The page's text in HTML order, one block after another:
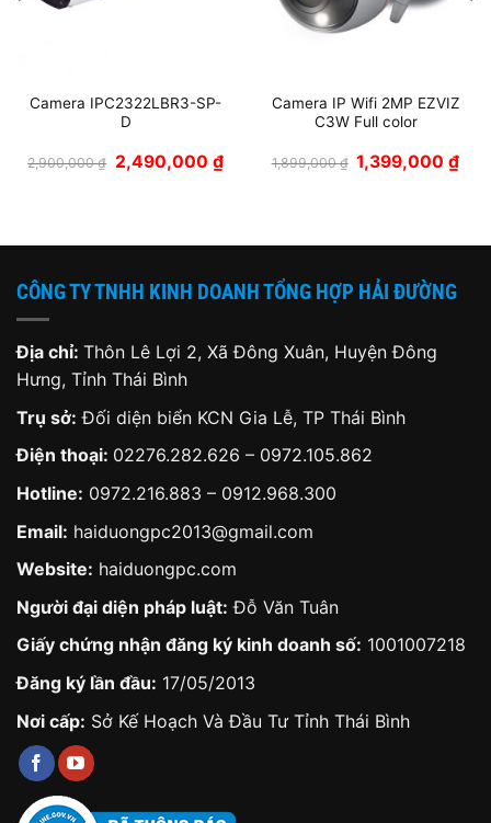
Camera IPC2322LBR3-SP-
D
2,900,000₫ Giá
gốc
2,490,000 ₫Giá
hiện
Camera IP Wifi 2MP EZVIZ
C3W Full color
1,899,000₫ Giá
gốc
1,399,000₫Giá
CÔNG TY TNHH KINH DOANH TỔNG HỢP HẢI ĐƯỜNG
Địa chỉ: Thôn Lê Lợi 2, Xã Đông Xuân, Huyện Đông
Hưng, Tỉnh Thái Bình
Trụ sở: Đối diện biển KCN Gia Lễ, TP Thái Bình
Điện thoại: 02276.282.626 – 0972.105.862
Hotline: 0972.216.883 – 0912.968.300
Email: haiduongpc2013@gmail.com
Website: haiduongpc.com
Người đại diện pháp luật: Đỗ Văn Tuân
Giấy chứng nhận đăng ký kinh doanh số: 1001007218
Đăng ký lần đầu: 17/05/2013
Nơi cấp: Sở Kế Hoạch Và Đầu Tư Tỉnh Thái Bình